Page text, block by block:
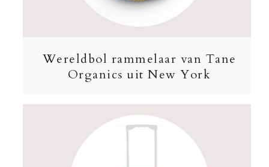
Wereldbol rammelaar van Tane
Organics uit New York